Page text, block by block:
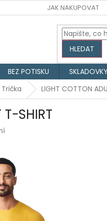
JAK NAKUPOVAT
HLEDAT
BEZ POTISKU SKLADOVKY
Trička LIGHT COTTON
T-SHIRT